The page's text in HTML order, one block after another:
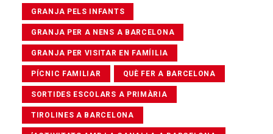
GRANJA PELS INFANTS
GRANJA PER A NENS A BARCELONA
GRANJA PER VISITAR EN FAMÍILIA
PÍCNIC FAMILIAR QUÈ FER A BARCELONA
SORTIDES ESCOLARS A PRIMÀRIA
TIROLINES A BARCELONA